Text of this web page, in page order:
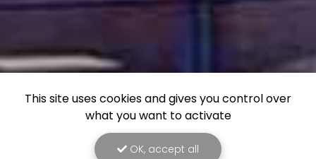
This site uses cookies and gives you control over
what you want to activate
OK, accept all